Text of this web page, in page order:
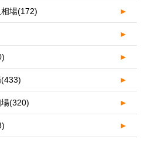
場(172) ►
►
►
(433) ►
(320) ►
►